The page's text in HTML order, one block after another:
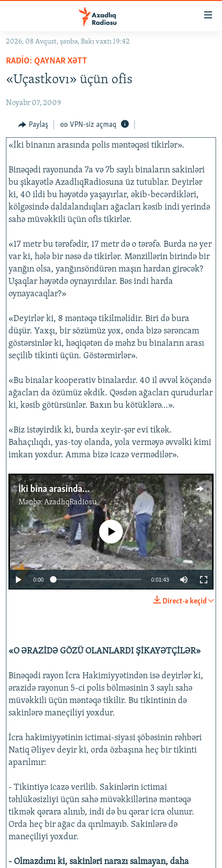
Əsas
qayıt
Əsas
naviqasiyaya
qayıt
GÜNDƏM
KORRUPSIOMETR
#ƏSLINDƏ
FƏRQƏ BAX
QANUNI DOĞRU
MULTIMEDIA
VIDEO
FOTOQALEREYA
KARIKATURA
RADIO ARXIV
OXU ZALI
İSLAM VƏ DEMOKRATIYA
İZ - MƏDƏNIYYƏT PROQRAMI
HAQQIMIZDA
PEŞƏ ETIKASI VƏ JURNALISTIKA STANDARTLARIMIZ
MATERIALLARIMIZDAN ISTIFADƏ
AZADLIQRADIOSU MOBIL TELEFONUNUZDA
XƏBƏR BÜLLETENLƏRIMIZ
BIZI IZLƏ
RFE/RL-in bütün saytları
2026, 08 Avqust, şənbə, Bakı vaxtı 19:42
RADIO: QAYNAR XƏTT
«Uçastkovı» üçün ofis
Noyabr 07, 2009
Paylaş VPN-siz açmaq
«İki binanın arasında polis məntəqəsi tikirlər».
Binəqədi rayonunda 7a və 7b saylı binaların sakinləri
bu şikayətlə AzadlıqRadiosuna üz tutublar. Deyirlər
ki, 40 ildi bu həyətdə yaşayırlar, əkib-becərdikləri,
kölgəsində daldalandıqları ağacları kəsib indi yerində
sahə müvəkkili üçün ofis tikirlər.
«17 metr bu tərəfədir, 17 metr də o tərəfə. Burda nə yer
var ki, hələ bir nəsə də tikirlər. Mənzillərin birində bir
yanğın olsa, yanğınsöndürən maşın hardan girəcək?
Uşaqlar həyətdə oynayırdılar. Bəs indi harda
oynayacaqlar?»
«Deyirlər ki, 8 məntəqə tikilməlidir. Biri də bura
düşür. Yaxşı, bir sözümüz yox, onda bizə sərəncam
göstərsinlər ki, həqiqətən də məhz bu binaların arası
seçilib tikinti üçün. Göstərmirlər».
«Bu binalar kooperativ binalardır. 40 il əvvəl köçəndə
ağacları da özümüz əkdik. Qəsdən ağacları qurudurlar
ki, kəsib götürsünlər. Baxın bu kötüklərə…».
«Biz istəyirdik ki, burda xeyir-şər evi tikək.
Bahaçılıqdı, yas-toy olanda, yola verməyə əvvəlki kimi
imkan yoxdur. Amma bizə icazə vermədilər».
İki bina arasinda...
Mənbə: AzadlıqRadiosu
No media source currently available
0:00 0:01:43
Direct-ə keçid
«O ƏRAZİDƏ GÖZÜ OLANLARDI ŞİKAYƏTÇİLƏR»
Binəqədi rayon İcra Hakimiyyətindən isə deyirlər ki,
ərazidə rayonun 5-ci polis bölməsinin 3 saylı sahə
müvəkkili üçün məntəqə tikilir. Bu tikintinin də
sakinlərə maneçiliyi yoxdur.
İcra hakimiyyətinin ictimai-siyasi şöbəsinin rəhbəri
Natiq Əliyev deyir ki, orda özbaşına heç bir tikinti
aparılmır:
- Tikintiyə icazə verilib. Sakinlərin ictimai
təhlükəsizliyi üçün sahə müvəkkillərinə məntəqə
tikmək qərara alınıb, indi də bu qərar icra olunur.
Orda heç bir ağac da qırılmayıb. Sakinlərə də
maneçiliyi yoxdur.
- Olmazdımı ki, sakinləri narazı salmayan, daha